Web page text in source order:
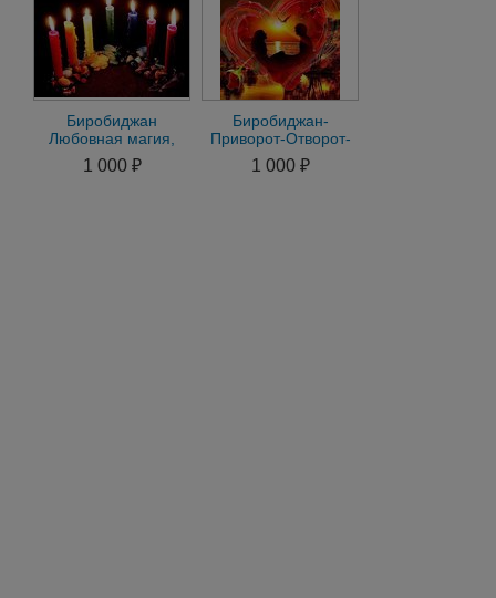
Биробиджан
Любовная магия,
Приворот-Отворот-
Привязка-Присушка-
1 000 ₽
Биробиджан-
Приворот-Отворот-
Присушка-Привязка-
Гадание-Магия
1 000 ₽